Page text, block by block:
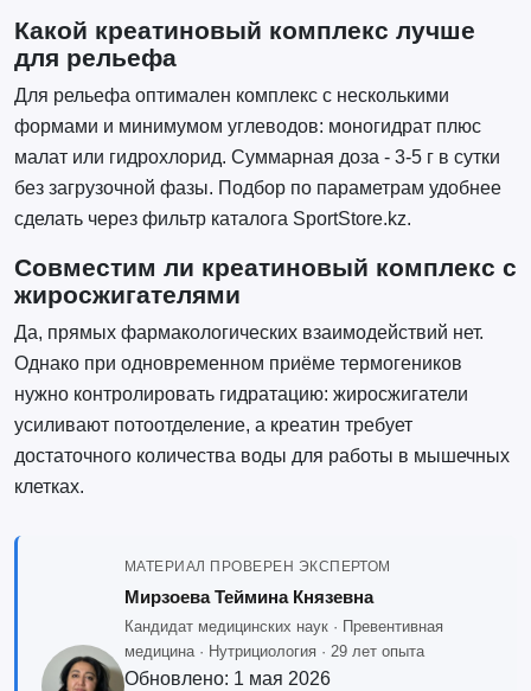
Какой креатиновый комплекс лучше
для рельефа
Для рельефа оптимален комплекс с несколькими
формами и минимумом углеводов: моногидрат плюс
малат или гидрохлорид. Суммарная доза - 3-5 г в сутки
без загрузочной фазы. Подбор по параметрам удобнее
сделать через фильтр каталога SportStore.kz.
Совместим ли креатиновый комплекс с
жиросжигателями
Да, прямых фармакологических взаимодействий нет.
Однако при одновременном приёме термогеников
нужно контролировать гидратацию: жиросжигатели
усиливают потоотделение, а креатин требует
достаточного количества воды для работы в мышечных
клетках.
МАТЕРИАЛ ПРОВЕРЕН ЭКСПЕРТОМ
Мирзоева Теймина Князевна
Кандидат медицинских наук · Превентивная
медицина · Нутрициология · 29 лет опыта
Обновлено: 1 мая 2026